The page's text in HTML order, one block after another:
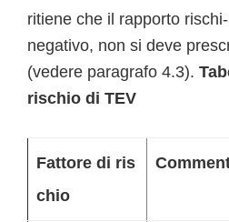
ritiene che il rapporto
negativo, non si deve
(vedere paragrafo 4.3).
rischio di TEV
Fattore di ris
chio